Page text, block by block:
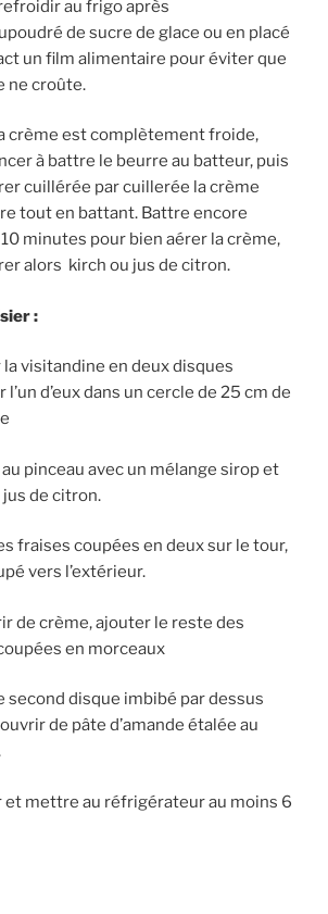
au frigo après
de sucre de glace ou en placé
un film alimentaire pour éviter que
ne croûte.
crème est complètement froide,
à battre le beurre au batteur, puis
cuillérée par cuillerée la crème
tout en battant. Battre encore
minutes pour bien aérer la crème,
alors kirch ou jus de citron.
:
la visitandine en deux disques
l’un d’eux dans un cercle de 25 cm de
pinceau avec un mélange sirop et
jus de citron.
fraises coupées en deux sur le tour,
vers l’extérieur.
de crème, ajouter le reste des
en morceaux
second disque imbibé par dessus
de pâte d’amande étalée au
et mettre au réfrigérateur au moins 6